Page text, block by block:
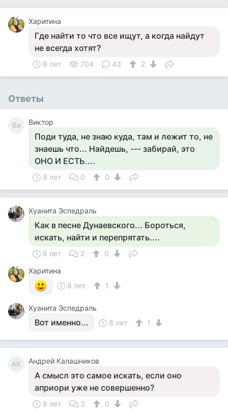
Харитина
Где найти то что все ищут, а когда найдут
не всегда хотят?
8 лет 704 43 2
Ответы
Ви Виктор
Поди туда, не знаю куда, там и лежит то, не
знаешь что... Найдешь, --- забирай, это
ОНО И ЕСТЬ....
8 лет 0 0
Хуанита Эспедраль
Как в песне Дунаевского... Бороться,
искать, найти и перепрятать....
8 лет 2
0
Харитина
8 лет
1
Хуанита Эспедраль
Вот именно... 8 лет 1
АК Андрей Калашников
А смысл это самое искать, если оно
априори уже не совершенно?
8 лет 3
0